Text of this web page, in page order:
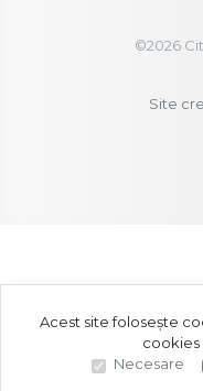
©2026
Site
Acest site folosește
cookies
Necesare